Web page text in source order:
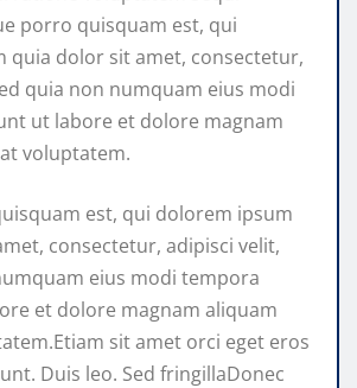
porro quisquam est, qui
quia dolor sit amet, consectetur,
quia non numquam eius modi
ut labore et dolore magnam
voluptatem.
est, qui dolorem ipsum
consectetur, adipisci velit,
eius modi tempora
et dolore magnam aliquam
sit amet orci eget eros
Duis leo. Sed fringillaDonec